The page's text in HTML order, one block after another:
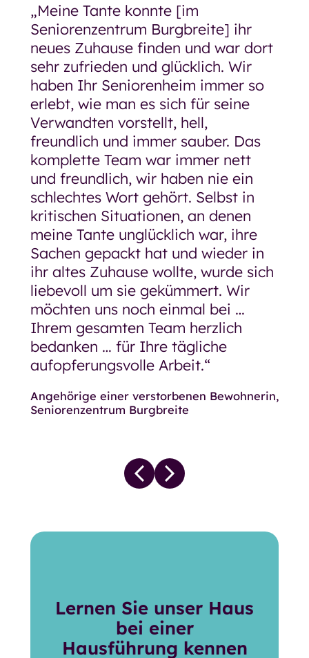
„Meine Tante konnte [im
Seniorenzentrum Burgbreite] ihr
neues Zuhause finden und war dort
sehr zufrieden und glücklich. Wir
haben Ihr Seniorenheim immer so
erlebt, wie man es sich für seine
Verwandten vorstellt, hell,
freundlich und immer sauber. Das
komplette Team war immer nett
und freundlich, wir haben nie ein
schlechtes Wort gehört. Selbst in
kritischen Situationen, an denen
meine Tante unglücklich war, ihre
Sachen gepackt hat und wieder in
ihr altes Zuhause wollte, wurde sich
liebevoll um sie gekümmert. Wir
möchten uns noch einmal bei …
Ihrem gesamten Team herzlich
bedanken … für Ihre tägliche
aufopferungsvolle Arbeit.“
Angehörige einer verstorbenen Bewohnerin,
Seniorenzentrum Burgbreite
Lernen Sie unser Haus
bei einer
Hausführung kennen